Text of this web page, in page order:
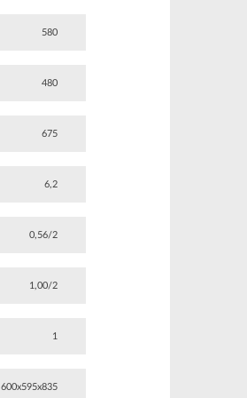
580
480
675
6,2
0,56/2
1,00/2
1
600x595x835